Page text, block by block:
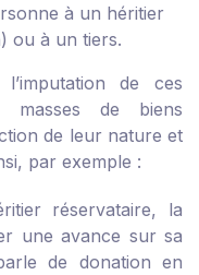
à un héritier
ou à un tiers.
de ces
masses de biens
de leur nature et
par exemple :
réservataire, la
une avance sur sa
de donation en